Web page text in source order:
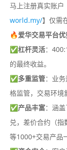
马上注册真实账户
world.my/】仅需
🔥爱华交易平台
✅杠杆灵活：
的最终收益。
✅多重监管：业
格监管，交易环境
✅产品丰富：涵
兑，差价合约（指
等1000+交易产品